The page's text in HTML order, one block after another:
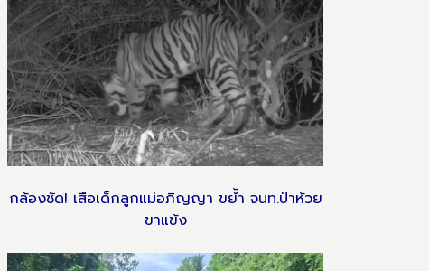
กล้องชัด! เสือเด็กลูกแม่อภิญญา ขย้ำ จนท.ป่าห้วย
ขาแข้ง